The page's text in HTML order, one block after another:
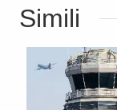
Simili